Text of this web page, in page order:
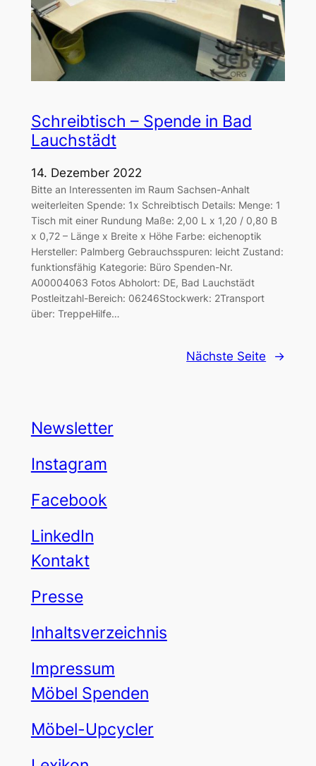
Schreibtisch – Spende in Bad
Lauchstädt
14. Dezember 2022
Bitte an Interessenten im Raum Sachsen-Anhalt
weiterleiten Spende: 1x Schreibtisch Details: Menge: 1
Tisch mit einer Rundung Maße: 2,00 L x 1,20 / 0,80 B
x 0,72 – Länge x Breite x Höhe Farbe: eichenoptik
Hersteller: Palmberg Gebrauchsspuren: leicht Zustand:
funktionsfähig Kategorie: Büro Spenden-Nr.
A00004063 Fotos Abholort: DE, Bad Lauchstädt
Postleitzahl-Bereich: 06246Stockwerk: 2Transport
über: TreppeHilfe…
Nächste Seite →
Newsletter
Instagram
Facebook
LinkedIn
Kontakt
Presse
Inhaltsverzeichnis
Impressum
Möbel Spenden
Möbel-Upcycler